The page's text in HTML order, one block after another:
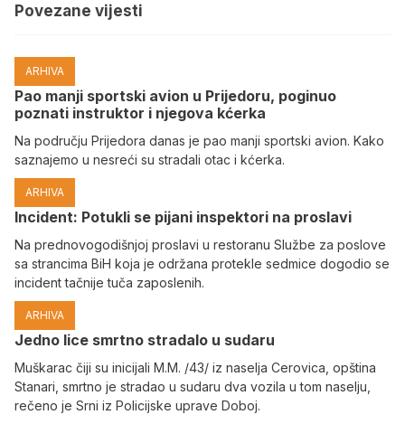
Povezane vijesti
ARHIVA
Pao manji sportski avion u Prijedoru, poginuo
poznati instruktor i njegova kćerka
Na području Prijedora danas je pao manji sportski avion. Kako
saznajemo u nesreći su stradali otac i kćerka.
ARHIVA
Incident: Potukli se pijani inspektori na proslavi
Na prednovogodišnjoj proslavi u restoranu Službe za poslove
sa strancima BiH koja je održana protekle sedmice dogodio se
incident tačnije tuča zaposlenih.
ARHIVA
Јedno lice smrtno stradalo u sudaru
Muškarac čiji su inicijali M.M. /43/ iz naselja Cerovica, opština
Stanari, smrtno je stradao u sudaru dva vozila u tom naselju,
rečeno je Srni iz Policijske uprave Doboj.